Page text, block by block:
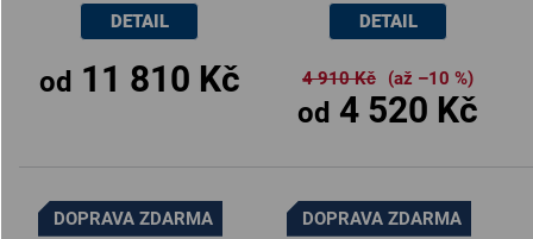
120x200cm
od 11 810 Kč
DETAIL
od 4 520 Kč
4 910 Kč (až –10 %)
DETAIL
DOPRAVA ZDARMA DOPRAVA ZDARMA